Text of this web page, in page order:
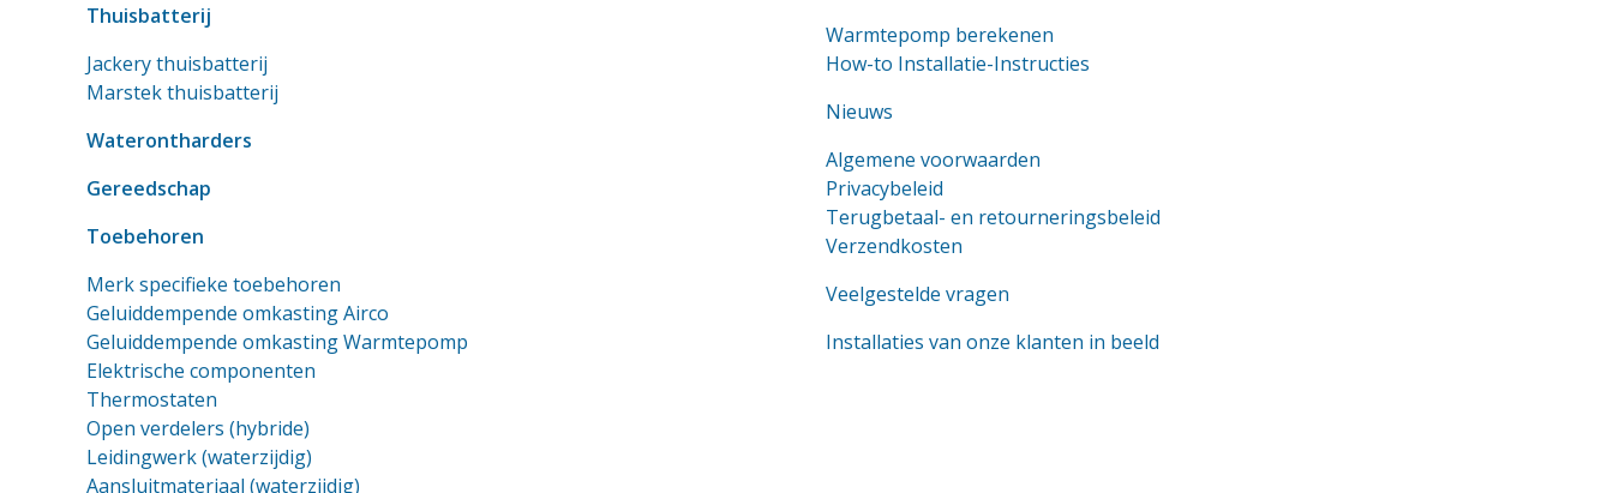
Thuisbatterij
Jackery thuisbatterij
Marstek thuisbatterij
Waterontharders
Gereedschap
Toebehoren
Merk specifieke toebehoren
Geluiddempende omkasting Airco
Geluiddempende omkasting Warmtepomp
Elektrische componenten
Thermostaten
Open verdelers (hybride)
Leidingwerk (waterzijdig)
Aansluitmateriaal (waterzijdig)
Warmtepomp berekenen
How-to Installatie-Instructies
Nieuws
Algemene voorwaarden
Privacybeleid
Terugbetaal- en retourneringsbeleid
Verzendkosten
Veelgestelde vragen
Installaties van onze klanten in beeld